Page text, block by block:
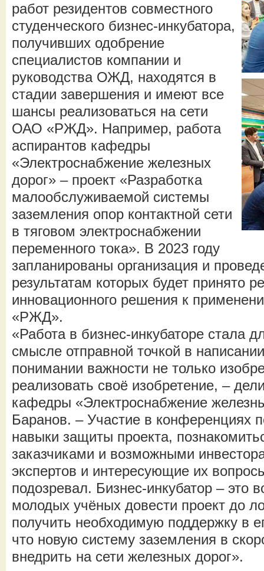
работ резидентов совместного
студенческого бизнес-инкубатора,
получивших одобрение
специалистов компании и
руководства ОЖД, находятся в
стадии завершения и имеют все
шансы реализоваться на сети
ОАО «РЖД». Например, работа
аспирантов кафедры
«Электроснабжение железных
дорог» – проект «Разработка
малообслуживаемой системы
заземления опор контактной сети
в тяговом электроснабжении
переменного тока». В 2023 году
запланированы организация и
результатам которых будет принято
инновационного решения к
«РЖД».
«Работа в бизнес-инкубаторе стала
смысле отправной точкой в
понимании важности не только
реализовать своё изобретение, –
кафедры «Электроснабжение
Баранов. – Участие в конференциях
навыки защиты проекта,
заказчиками и возможными
экспертов и интересующие их
подозревал. Бизнес-инкубатор – это
молодых учёных довести проект до
получить необходимую поддержку в
что новую систему заземления в
внедрить на сети железных дорог».